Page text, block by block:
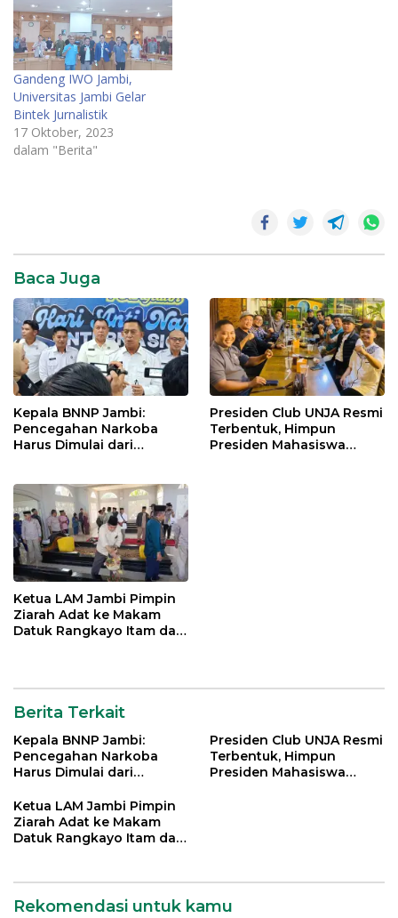
Gandeng IWO Jambi,
Universitas Jambi Gelar
Bintek Jurnalistik
17 Oktober, 2023
dalam "Berita"
Baca Juga
Kepala BNNP Jambi:
Pencegahan Narkoba
Harus Dimulai dari
Presiden Club UNJA Resmi
Terbentuk, Himpun
Presiden Mahasiswa
Ketua LAM Jambi Pimpin
Ziarah Adat ke Makam
Datuk Rangkayo Itam dan
Berita Terkait
Kepala BNNP Jambi:
Pencegahan Narkoba
Harus Dimulai dari
Indonesia Emas 2045
Presiden Club UNJA Resmi
Terbentuk, Himpun
Presiden Mahasiswa
Ketua LAM Jambi Pimpin
Ziarah Adat ke Makam
Datuk Rangkayo Itam dan
Rekomendasi untuk kamu